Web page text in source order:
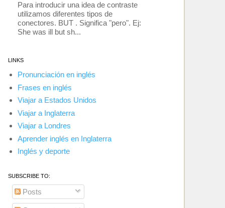
Para introducir una idea de contraste
utilizamos diferentes tipos de
conectores. BUT . Significa "pero". Ej:
She was ill but sh...
LINKS
Pronunciación en inglés
Frases en inglés
Viajar a Estados Unidos
Viajar a Inglaterra
Viajar a Londres
Aprender inglés en Inglaterra
Inglés y deporte
SUBSCRIBE TO:
Posts